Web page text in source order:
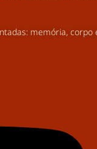
memória, corpo